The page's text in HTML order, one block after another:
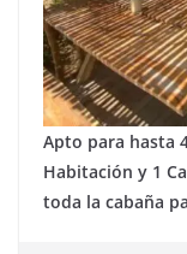
Apto para hasta
Habitación y 1
toda la cabaña